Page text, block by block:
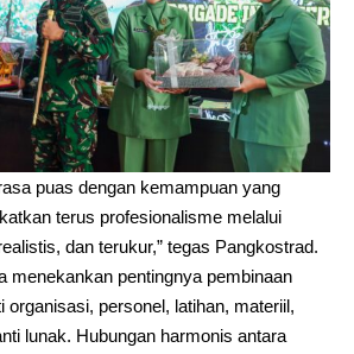
puas dengan kemampuan yang
terus profesionalisme melalui
dan terukur,” tegas Pangkostrad.
menekankan pentingnya pembinaan
organisasi, personel, latihan, materiil,
lunak. Hubungan harmonis antara